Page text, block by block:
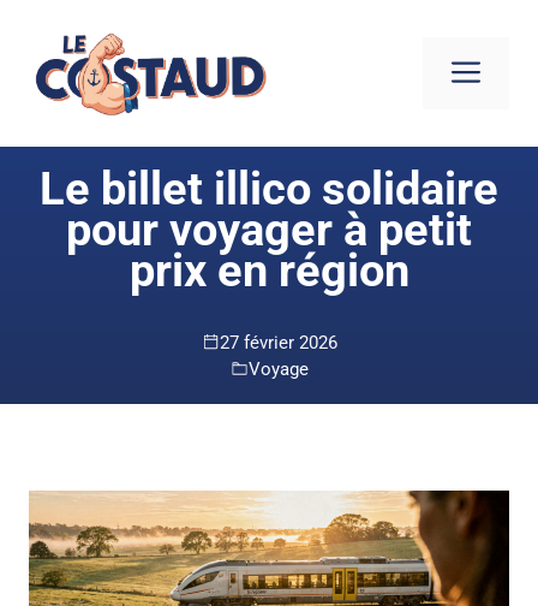
contenu
Le billet illico solidaire
pour voyager à petit
prix en région
27 février 2026
Voyage